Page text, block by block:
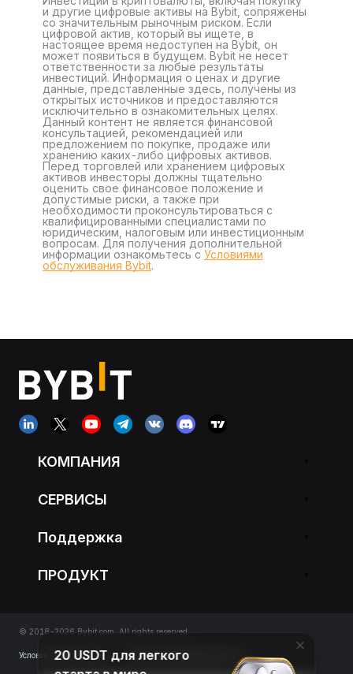
и другие цифровые активы на Bybit, сопряжены
со значительным рыночным риском. Если
цифровой актив, который вы ищете, в
настоящее время недоступен на Bybit, он
может появиться в будущем. Bybit не несет
ответственности за любые результаты
инвестиций. Информация о ценах и другие
данные, представленные здесь, получены из
открытых источников и предоставляются
исключительно в ознакомительных целях.
Данный контент не является финансовой
консультацией, рекомендацией или
предложением по покупке, продаже или
хранению каких-либо цифровых активов.
Перед торговлей или хранением цифровых
активов инвесторы должны тщательно
оценить свое финансовое положение и
допустимые риски, а также при
необходимости проконсультироваться с
квалифицированными специалистами по
юридическим, налоговым или инвестиционным
вопросам. Для получения дополнительной
информации ознакомьтесь с Условиями
обслуживания Bybit.
КОМПАНИЯ
СЕРВИСЫ
Поддержка
ПРОДУКТ
© 2018-2026 Bybit.com. All rights reserved.
Условия обслуживания | Политика конфиденциальности
20 USDT для легкого